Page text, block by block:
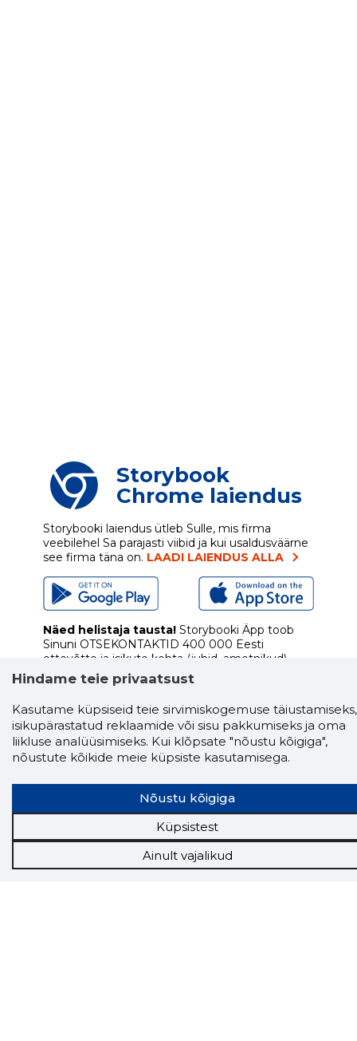
Storybook
Chrome laiendus
Storybooki laiendus ütleb Sulle, mis firma
veebilehel Sa parajasti viibid ja kui usaldusväärne
see firma täna on. LAADI LAIENDUS ALLA
Näed helistaja tausta! Storybooki Äpp toob
Sinuni OTSEKONTAKTID 400 000 Eesti
ettevõtte ja isikute kohta (juhid, ametnikud).
Andmed on rikastatud maksevõime ja
finantsinfoga.
Tööriistad
Sooduspakkumised
Tööturg
Hindame teie privaatsust
Kasutame küpsiseid teie sirvimiskogemuse täiustamiseks,
isikupärastatud reklaamide või sisu pakkumiseks ja oma
liikluse analüüsimiseks. Kui klõpsate "nõustu kõigiga",
nõustute kõikide meie küpsiste kasutamisega.
Nõustu kõigiga
Küpsistest
Ainult vajalikud